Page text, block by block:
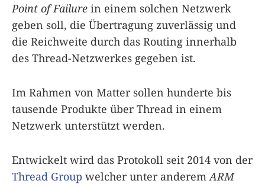
Point of Failure in einem solchen Netzwerk
geben soll, die Übertragung zuverlässig und
die Reichweite durch das Routing innerhalb
des Thread-Netzwerkes gegeben ist.
Im Rahmen von Matter sollen hunderte bis
tausende Produkte über Thread in einem
Netzwerk unterstützt werden.
Entwickelt wird das Protokoll seit 2014 von der
Thread Group welcher unter anderemARM